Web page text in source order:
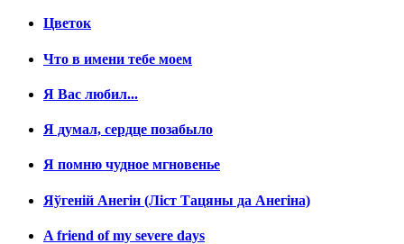
Цветок
Что в имени тебе моем
Я Вас любил...
Я думал, сердце позабыло
Я помню чудное мгновенье
Яўгенiй Анегін (Лiст Тацяны да Анегiна)
A friend of my severe days